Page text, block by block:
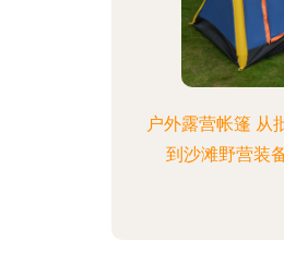
户外露营帐篷 从
到沙滩野营装